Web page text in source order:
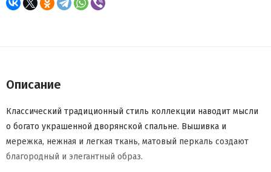
Описание
Классический традиционный стиль коллекции наводит мысли
о богато украшенной дворянской спальне. Вышивка и
мережка, нежная и легкая ткань, матовый перкаль создают
благородный и элегантный образ.